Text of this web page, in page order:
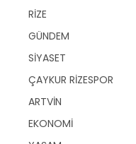
RİZE
GÜNDEM
SİYASET
ÇAYKUR RİZESPOR
ARTVİN
EKONOMİ